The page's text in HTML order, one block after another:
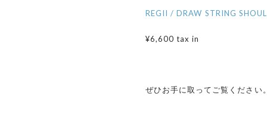
REGII / DRAW STRING
¥6,600 tax in
ぜひお手に取ってご覧ください。